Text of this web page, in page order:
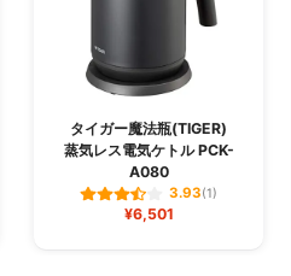
タイガー魔法瓶(TIGER)
蒸気レス電気ケトル PCK-
A080
3.93(1)
¥6,501